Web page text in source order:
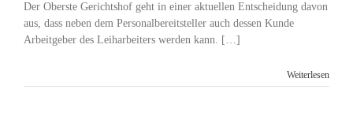
Der Oberste Gerichtshof geht in einer aktuellen Entscheidung davon
aus, dass neben dem Personalbereitsteller auch dessen Kunde
Arbeitgeber des Leiharbeiters werden kann. […]
Weiterlesen